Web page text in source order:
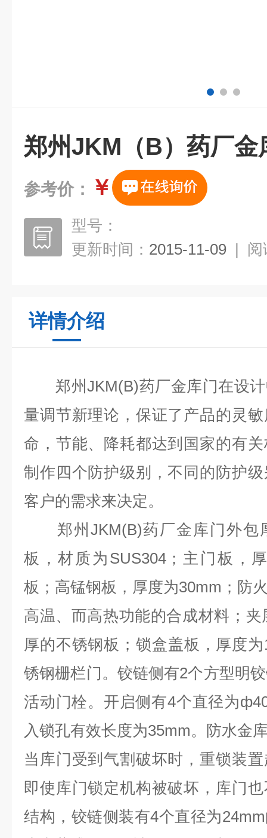
郑州JKM（B）药厂金
参考价： ￥
型号：
更新时间： 2015-11-09 | 阅
详情介绍
郑州 JKM(B)药厂金库门在设
量调节新理论，保证了产品的灵
命，节能、降耗都达到国家的有
制作四个防护级别，不同的防护
客户的需求来决定。
郑州 JKM(B)药厂金库门外包
板，材质为 SUS304；主门板，
板；高锰钢板，厚度为30mm ；防
高温、而高热功能的合成材料；
厚的不锈钢板；锁盒盖板，厚度为
锈钢栅栏门。铰链侧有2个方型明
活动门栓。开启侧有4个直径为ф
入锁孔有效长度为35mm。防水金
当库门受到气割破坏时，重锁装
即使库门锁定机构被破坏，库门
结构，铰链侧装有4个直径为24mm